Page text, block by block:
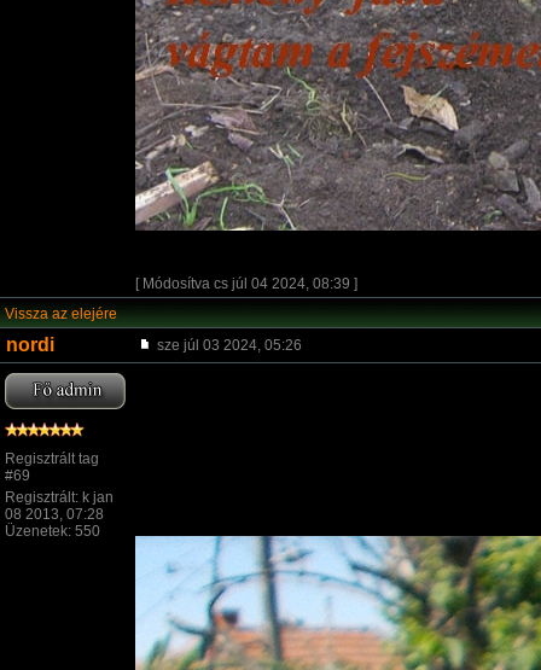
[ Módosítva cs júl 04 2024, 08:39 ]
Vissza az elejére
nordi sze júl 03 2024, 05:26
Regisztrált tag
#69
Regisztrált: k jan
08 2013, 07:28
Üzenetek: 550